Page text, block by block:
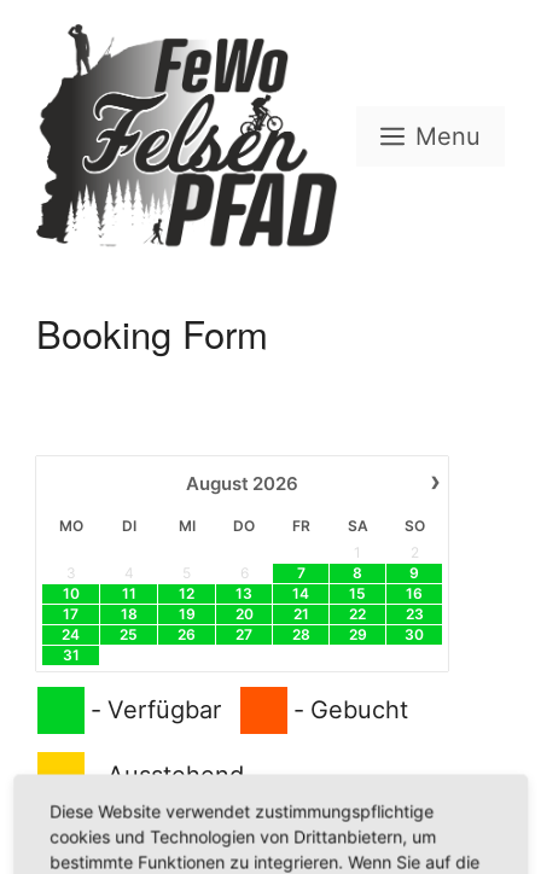
springen
Menu
Booking Form
›
August 2026
MO DI MI DO FR SA
SO
1
2
3
4 5 6 7 8
9
10
11 12 13 14 15
16
17
18 19 20 21 22
23
24
25 26 27 28 29
30
31
- Verfügbar - Gebucht
- Ausstehend
·
- Zum Teil ausgebucht
Diese Website verwendet zustimmungspflichtige
cookies und Technologien von Drittanbietern, um
bestimmte Funktionen zu integrieren. Wenn Sie auf die